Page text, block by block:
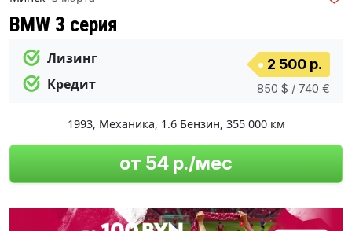
BMW 3 серия
Лизинг
Кредит
2 500 р.
850 $ / 740 €
1993, Механика, 1.6 Бензин, 355 000 км
от 54 р./мес